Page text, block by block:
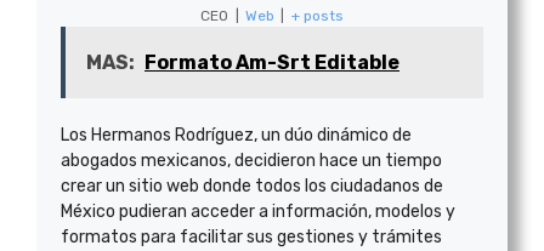
CEO Web + posts
MAS: Formato Am-Srt Editable
Los Hermanos Rodríguez, un dúo dinámico de
abogados mexicanos, decidieron hace un tiempo
crear un sitio web donde todos los ciudadanos de
México pudieran acceder a información, modelos y
formatos para facilitar sus gestiones y trámites